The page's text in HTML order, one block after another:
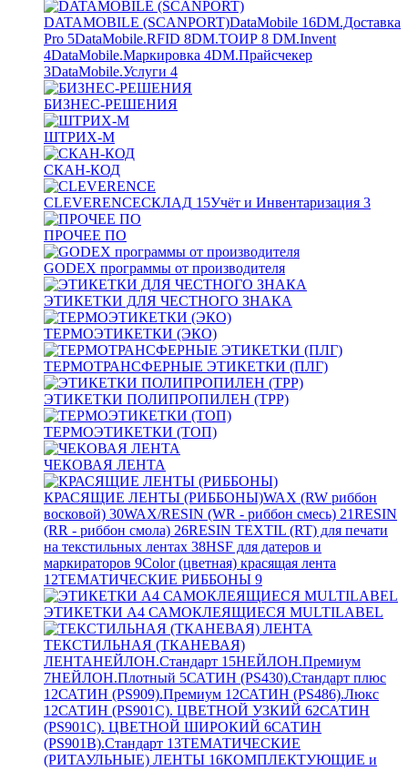
DATAMOBILE (SCANPORT)DataMobile 16DM.Доставка
Pro 5DataMobile.RFID 8DM.ТОИР 8 DM.Invent
4DataMobile.Маркировка 4DM.Прайсчекер
3DataMobile.Услуги 4
БИЗНЕС-РЕШЕНИЯ
ШТРИХ-М
СКАН-КОД
CLEVERENCEСКЛАД 15Учёт и Инвентаризация 3
ПРОЧЕЕ ПО
GODEX программы от производителя
ЭТИКЕТКИ ДЛЯ ЧЕСТНОГО ЗНАКА
ТЕРМОЭТИКЕТКИ (ЭКО)
ТЕРМОТРАНСФЕРНЫЕ ЭТИКЕТКИ (ПЛГ)
ЭТИКЕТКИ ПОЛИПРОПИЛЕН (TPP)
ТЕРМОЭТИКЕТКИ (ТОП)
ЧЕКОВАЯ ЛЕНТА
КРАСЯЩИЕ ЛЕНТЫ (РИББОНЫ)WAX (RW риббон
восковой) 30WAX/RESIN (WR - риббон смесь) 21RESIN
(RR - риббон смола) 26RESIN TEXTIL (RT) для печати
на текстильных лентах 38HSF для датеров и
маркираторов 9Color (цветная) красящая лента
12ТЕМАТИЧЕСКИЕ РИББОНЫ 9
ЭТИКЕТКИ А4 САМОКЛЕЯЩИЕСЯ MULTILABEL
ТЕКСТИЛЬНАЯ (ТКАНЕВАЯ)
ЛЕНТАНЕЙЛОН.Стандарт 15НЕЙЛОН.Премиум
7НЕЙЛОН.Плотный 5САТИН (PS430).Стандарт плюс
12САТИН (PS909).Премиум 12САТИН (PS486).Люкс
12САТИН (PS901C). ЦВЕТНОЙ УЗКИЙ 62САТИН
(PS901C). ЦВЕТНОЙ ШИРОКИЙ 6САТИН
(PS901B).Стандарт 13ТЕМАТИЧЕСКИЕ
(РИТАУЛЬНЫЕ) ЛЕНТЫ 16КОМПЛЕКТУЮЩИЕ и